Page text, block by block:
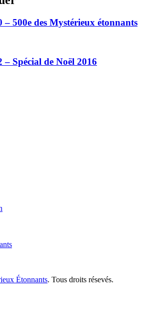
– 500e des Mystérieux étonnants
– Spécial de Noël 2016
Étonnants. Tous droits résevés.